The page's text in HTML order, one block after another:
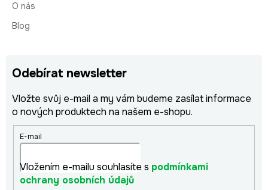
O nás
Blog
Odebírat newsletter
Vložte svůj e-mail a my vám budeme zasílat informace
o nových produktech na našem e-shopu.
E-mail
Vložením e-mailu souhlasíte s podmínkami
ochrany osobních údajů